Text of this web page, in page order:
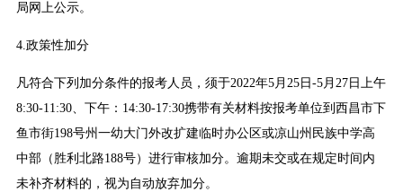
局网上公示。
4.政策性加分
凡符合下列加分条件的报考人员，须于2022年5月25日-5月27日上午
8:30-11:30、下午：14:30-17:30携带有关材料按报考单位到西昌市下
鱼市街198号州一幼大门外改扩建临时办公区或凉山州民族中学高
中部（胜利北路188号）进行审核加分。逾期未交或在规定时间内
未补齐材料的，视为自动放弃加分。